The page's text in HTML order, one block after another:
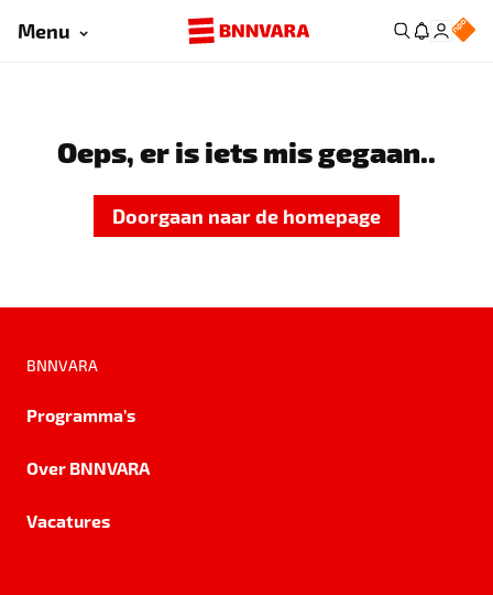
Menu
Oeps, er is iets mis gegaan..
Doorgaan naar de homepage
BNNVARA
Programma's
Over BNNVARA
Vacatures